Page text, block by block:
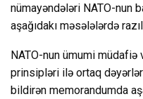
nümayəndələri NATO-nun
aşağıdakı məsələlərdə
NATO-nun ümumi
prinsipləri ilə ortaq
bildirən memorandumda